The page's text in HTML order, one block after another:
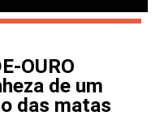
OURO
de um
das matas